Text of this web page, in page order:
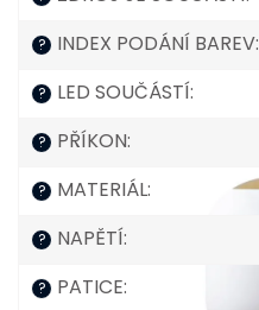
? INDEX PODÁNÍ BAREV:
? LED SOUČÁSTÍ:
? PŘÍKON:
? MATERIÁL:
? NAPĚTÍ:
? PATICE: